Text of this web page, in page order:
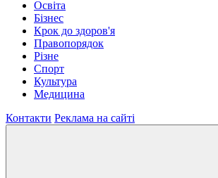
Освіта
Бізнес
Крок до здоров'я
Правопорядок
Різне
Спорт
Культура
Медицина
Контакти Реклама на сайті